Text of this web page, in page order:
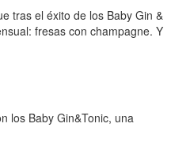
tras el éxito de los Baby Gin &
fresas con champagne. Y
los Baby Gin&Tonic, una